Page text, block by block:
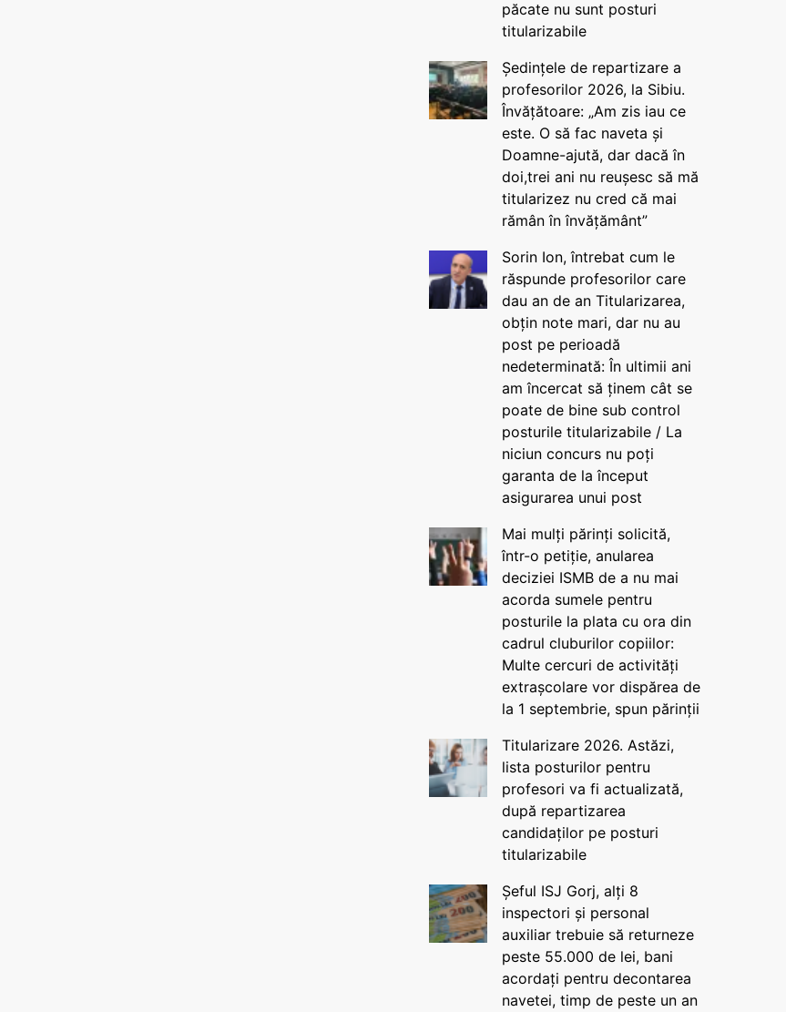
păcate nu sunt posturi
titularizabile
Ședințele de repartizare a
profesorilor 2026, la Sibiu.
Învățătoare: „Am zis iau ce
este. O să fac naveta și
Doamne-ajută, dar dacă în
doi,trei ani nu reușesc să mă
titularizez nu cred că mai
rămân în învățământ”
Sorin Ion, întrebat cum le
răspunde profesorilor care
dau an de an Titularizarea,
obțin note mari, dar nu au
post pe perioadă
nedeterminată: În ultimii ani
am încercat să ținem cât se
poate de bine sub control
posturile titularizabile / La
niciun concurs nu poți
garanta de la început
asigurarea unui post
Mai mulți părinți solicită,
într-o petiție, anularea
deciziei ISMB de a nu mai
acorda sumele pentru
posturile la plata cu ora din
cadrul cluburilor copiilor:
Multe cercuri de activități
extrașcolare vor dispărea de
la 1 septembrie, spun părinții
Titularizare 2026. Astăzi,
lista posturilor pentru
profesori va fi actualizată,
după repartizarea
candidaților pe posturi
titularizabile
Șeful ISJ Gorj, alți 8
inspectori și personal
auxiliar trebuie să returneze
peste 55.000 de lei, bani
acordați pentru decontarea
navetei, timp de peste un an